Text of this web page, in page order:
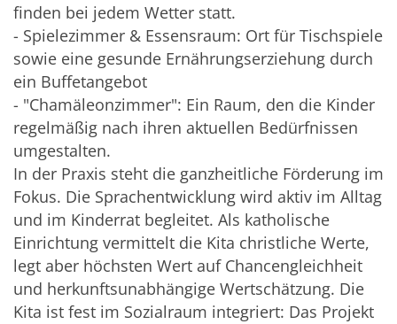
finden bei jedem Wetter statt.
- Spielezimmer & Essensraum: Ort für Tischspiele
sowie eine gesunde Ernährungserziehung durch
ein Buffetangebot
- "Chamäleonzimmer": Ein Raum, den die Kinder
regelmäßig nach ihren aktuellen Bedürfnissen
umgestalten.
In der Praxis steht die ganzheitliche Förderung im
Fokus. Die Sprachentwicklung wird aktiv im Alltag
und im Kinderrat begleitet. Als katholische
Einrichtung vermittelt die Kita christliche Werte,
legt aber höchsten Wert auf Chancengleichheit
und herkunftsunabhängige Wertschätzung. Die
Kita ist fest im Sozialraum integriert: Das Projekt